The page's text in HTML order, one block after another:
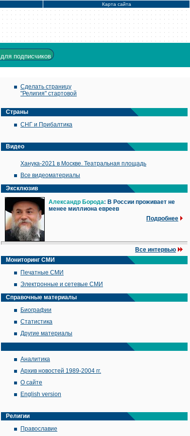
Карта сайта
для подписчиков
Сделать страницу
"Религия" стартовой
Страны
СНГ и Прибалтика
Видео
Ханука-2021 в Москве. Театральная площадь
Все видеоматериалы
Эксклюзив
Александр Борода: В России проживает не
менее миллиона евреев
Подробнее
Все интервью
Мониторинг СМИ
Печатные СМИ
Электронные и сетевые СМИ
Справочные материалы
Биографии
Статистика
Другие материалы
Аналитика
Архив новостей 1989-2004 гг.
О сайте
English version
Религии
Православие